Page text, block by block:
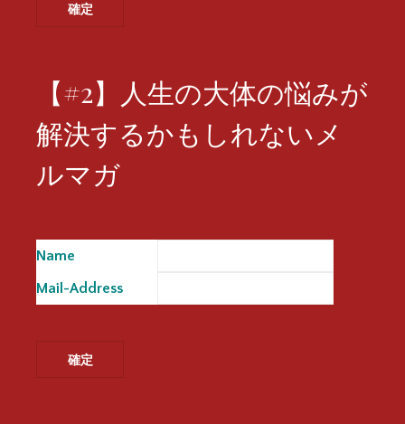
【#2】人生の大体の悩みが
解決するかもしれないメ
ルマガ
Name
Mail-Address